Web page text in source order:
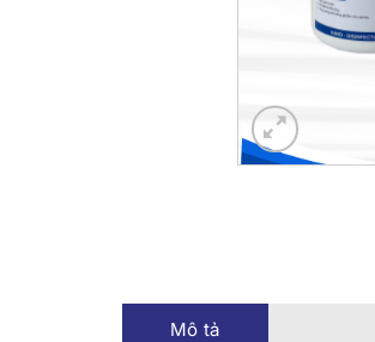
Mô tả